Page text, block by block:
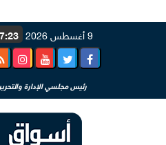
9 أغسطس 2026
رئيس مجلسي الإدارة والتحرير